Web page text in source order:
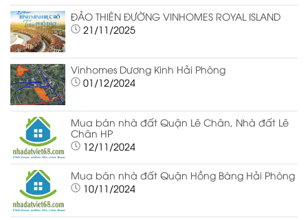
ĐẢO THIÊN ĐƯỜNG VINHOMES ROYAL ISLAND
21/11/2025
Vinhomes Dương Kinh Hải Phòng
01/12/2024
Mua bán nhà đất Quận Lê Chân, Nhà đất Lê
Chân HP
12/11/2024
Mua bán nhà đất Quận Hồng Bàng Hải Phòng
10/11/2024